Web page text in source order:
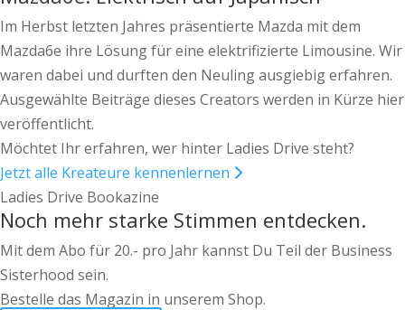
Im Herbst letzten Jahres präsentierte Mazda mit dem
Mazda6e ihre Lösung für eine elektrifizierte Limousine. Wir
waren dabei und durften den Neuling ausgiebig erfahren.
Ausgewählte Beiträge dieses Creators werden in Kürze hier
veröffentlicht.
Möchtet Ihr erfahren, wer hinter Ladies Drive steht?
Jetzt alle Kreateure kennenlernen
Ladies Drive Bookazine
Noch mehr starke Stimmen entdecken.
Mit dem Abo für 20.- pro Jahr kannst Du Teil der Business
Sisterhood sein.
Bestelle das Magazin in unserem Shop.